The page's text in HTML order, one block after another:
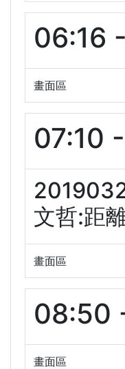
06:16
畫面區
07:10
文哲:距
畫面區
08:50
畫面區